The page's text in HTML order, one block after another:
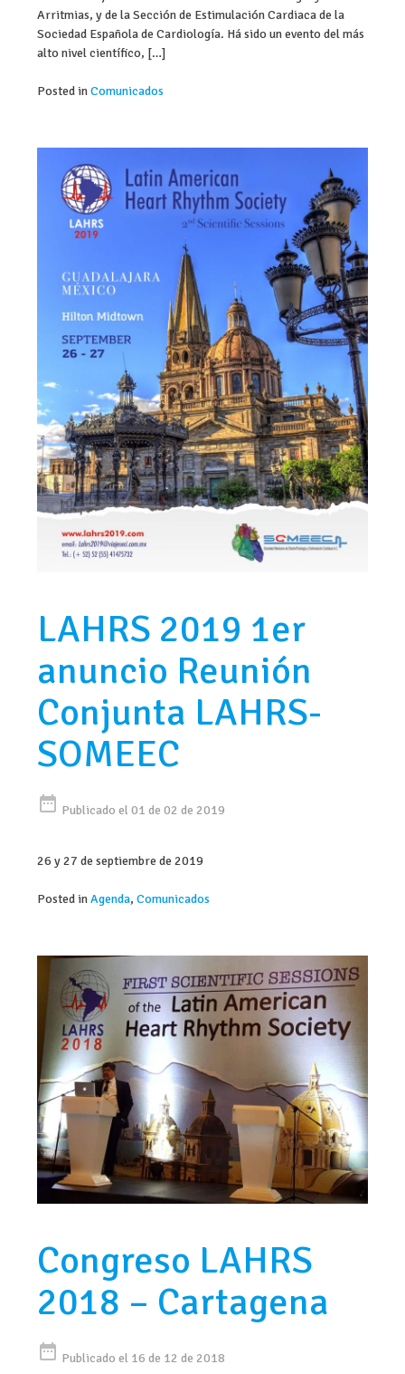
Arritmias, y de la Sección de Estimulación Cardiaca de la
Sociedad Española de Cardiología. Há sido un evento del más
alto nivel científico, […]
Posted inComunicados
LAHRS 2019 1er
anuncio Reunión
Conjunta LAHRS-
SOMEEC
date_range Publicado el 01 de 02 de 2019
26 y 27 de septiembre de 2019
Posted inAgenda,Comunicados
Congreso LAHRS
2018 – Cartagena
date_range Publicado el 16 de 12 de 2018